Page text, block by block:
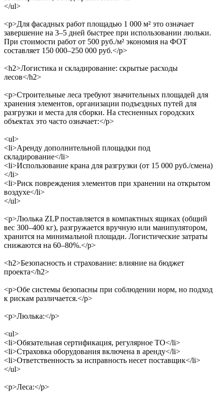
</ul>
<p>Для фасадных работ площадью 1 000 м² это означает
завершение на 3–5 дней быстрее при использовании люльки.
При стоимости работ от 500 руб./м² экономия на ФОТ
составляет 150 000–250 000 руб.</p>
<h2>Логистика и складирование: скрытые расходы
лесов</h2>
<p>Строительные леса требуют значительных площадей для
хранения элементов, организации подъездных путей для
разгрузки и места для сборки. На стесненных городских
объектах это часто означает:</p>
<ul>
<li>Аренду дополнительной площадки под
складирование</li>
<li>Использование крана для разгрузки (от 15 000 руб./смена)
</li>
<li>Риск повреждения элементов при хранении на открытом
воздухе</li>
</ul>
<p>Люлька ZLP поставляется в компактных ящиках (общий
вес 300–400 кг), разгружается вручную или манипулятором,
хранится на минимальной площади. Логистические затраты
снижаются на 60–80%.</p>
<h2>Безопасность и страхование: влияние на бюджет
проекта</h2>
<p>Обе системы безопасны при соблюдении норм, но подход
к рискам различается.</p>
<p>Люлька:</p>
<ul>
<li>Обязательная сертификация, регулярное ТО</li>
<li>Страховка оборудования включена в аренду</li>
<li>Ответственность за исправность несет поставщик</li>
</ul>
<p>Леса:</p>